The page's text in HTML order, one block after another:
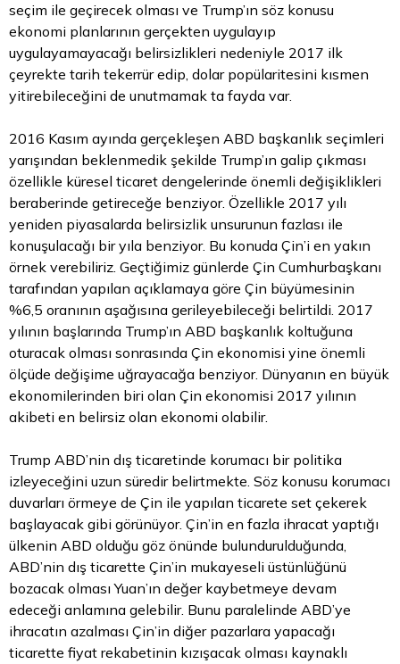
seçim ile geçirecek olması ve Trump’ın söz konusu
ekonomi planlarının gerçekten uygulayıp
uygulayamayacağı belirsizlikleri nedeniyle 2017 ilk
çeyrekte tarih tekerrür edip, dolar popülaritesini kısmen
yitirebileceğini de unutmamak ta fayda var.
2016 Kasım ayında gerçekleşen ABD başkanlık seçimleri
yarışından beklenmedik şekilde Trump’ın galip çıkması
özellikle küresel ticaret dengelerinde önemli değişiklikleri
beraberinde getireceğe benziyor. Özellikle 2017 yılı
yeniden piyasalarda belirsizlik unsurunun fazlası ile
konuşulacağı bir yıla benziyor. Bu konuda Çin’i en yakın
örnek verebiliriz. Geçtiğimiz günlerde Çin Cumhurbaşkanı
tarafından yapılan açıklamaya göre Çin büyümesinin
%6,5 oranının aşağısına gerileyebileceği belirtildi. 2017
yılının başlarında Trump’ın ABD başkanlık koltuğuna
oturacak olması sonrasında Çin ekonomisi yine önemli
ölçüde değişime uğrayacağa benziyor. Dünyanın en büyük
ekonomilerinden biri olan Çin ekonomisi 2017 yılının
akibeti en belirsiz olan ekonomi olabilir.
Trump ABD’nin dış ticaretinde korumacı bir politika
izleyeceğini uzun süredir belirtmekte. Söz konusu korumacı
duvarları örmeye de Çin ile yapılan ticarete set çekerek
başlayacak gibi görünüyor. Çin’in en fazla ihracat yaptığı
ülkenin ABD olduğu göz önünde bulundurulduğunda,
ABD’nin dış ticarette Çin’in mukayeseli üstünlüğünü
bozacak olması Yuan’ın değer kaybetmeye devam
edeceği anlamına gelebilir. Bunu paralelinde ABD’ye
ihracatın azalması Çin’in diğer pazarlara yapacağı
ticarette fiyat rekabetinin kızışacak olması kaynaklı